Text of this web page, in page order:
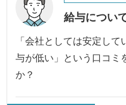
給与につい
「会社としては安定し
与が低い」という口コミ
か？